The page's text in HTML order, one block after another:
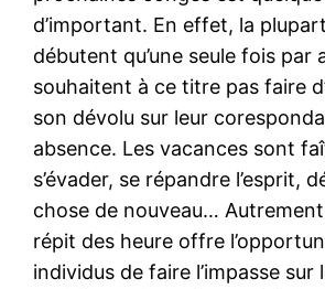
d’important. En effet, la
débutent qu’une seule fois par
souhaitent à ce titre pas faire
son dévolu sur leur
absence. Les vacances sont
s’évader, se répandre l’esprit,
chose de nouveau…
répit des heure offre
individus de faire l’impasse sur